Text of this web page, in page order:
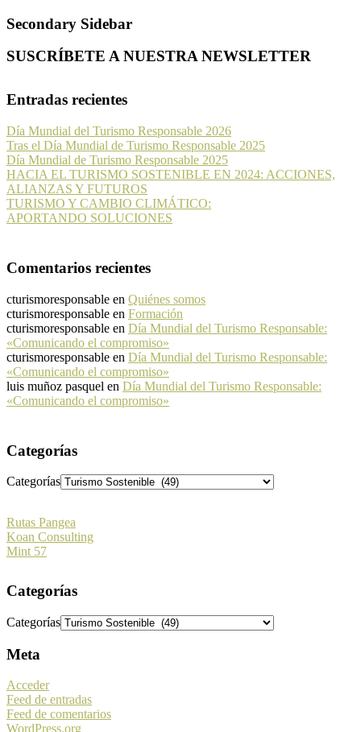
Secondary Sidebar
SUSCRÍBETE A NUESTRA NEWSLETTER
Entradas recientes
Día Mundial del Turismo Responsable 2026
Tras el Día Mundial de Turismo Responsable 2025
Día Mundial de Turismo Responsable 2025
HACIA EL TURISMO SOSTENIBLE EN 2024: ACCIONES,
ALIANZAS Y FUTUROS
TURISMO Y CAMBIO CLIMÁTICO:
APORTANDO SOLUCIONES
Comentarios recientes
cturismoresponsable en Quiénes somos
cturismoresponsable en Formación
cturismoresponsable en Día Mundial del Turismo Responsable:
«Comunicando el compromiso»
cturismoresponsable en Día Mundial del Turismo Responsable:
«Comunicando el compromiso»
luis muñoz pasquel en Día Mundial del Turismo Responsable:
«Comunicando el compromiso»
Categorías
Categorías
Rutas Pangea
Koan Consulting
Mint 57
Categorías
Categorías
Meta
Acceder
Feed de entradas
Feed de comentarios
WordPress.org